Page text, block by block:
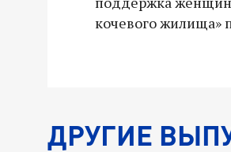
кочевого жилища»
ДРУГИЕ